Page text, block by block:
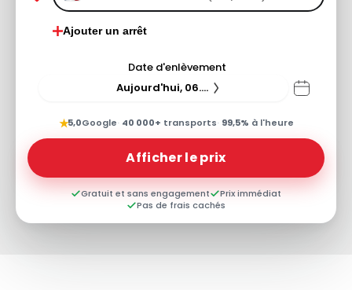
Ajouter un arrêt
Date d'enlèvement
Aujourd'hui, 06.08.26
★5,0Google· 40 000+ transports· 99,5% à l'heure
Afficher le prix
Gratuit et sans engagement
Prix immédiat
Pas de frais cachés